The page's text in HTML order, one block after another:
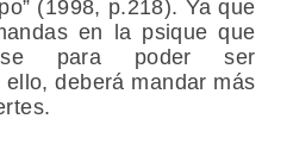
(1998, p.218). Ya que
en la psique que
para poder ser
deberá mandar más